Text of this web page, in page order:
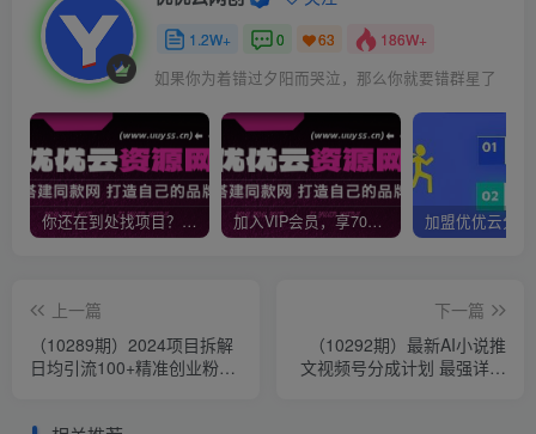
1.2W+ 0 63 186W+
如果你为着错过夕阳而哭泣，那么你就要错群星了
你还在到处找项目？还在当韭菜？我靠网创资源站一个月收入5万+，曾经我也是个失败者。 加入VIP会员，享70%的推广提成，免费学习多种网上创业课程，菜鸟秒变大神！
上一篇
（10289期）2024项目拆解
日均引流100+精准创业粉，
下一篇
（10292期）最新AI小说推
文视频号分成计划 最强详细